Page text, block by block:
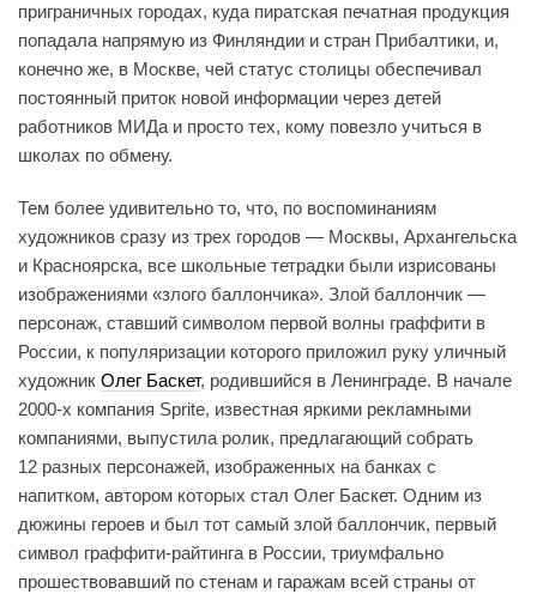
приграничных городах, куда пиратская печатная продукция
попадала напрямую из Финляндии и стран Прибалтики, и,
конечно же, в Москве, чей статус столицы обеспечивал
постоянный приток новой информации через детей
работников МИДа и просто тех, кому повезло учиться в
школах по обмену.
Тем более удивительно то, что, по воспоминаниям
художников сразу из трех городов — Москвы, Архангельска
и Красноярска, все школьные тетрадки были изрисованы
изображениями «злого баллончика». Злой баллончик —
персонаж, ставший символом первой волны граффити в
России, к популяризации которого приложил руку уличный
художник Олег Баскет, родившийся в Ленинграде. В начале
2000-х компания Sprite, известная яркими рекламными
компаниями, выпустила ролик, предлагающий собрать
12 разных персонажей, изображенных на банках с
напитком, автором которых стал Олег Баскет. Одним из
дюжины героев и был тот самый злой баллончик, первый
символ граффити-райтинга в России, триумфально
прошествовавший по стенам и гаражам всей страны от